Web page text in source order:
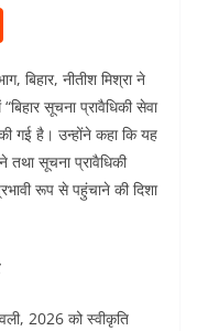
d
di
t
बिहार, नीतीश मिश्रा ने
सूचना प्रावैधिकी सेवा
गई है। उन्होंने कहा कि यह
तथा सूचना प्रावैधिकी
रूप से पहुंचाने की दिशा
2026 को स्वीकृति